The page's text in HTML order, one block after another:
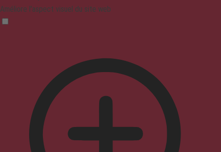
Améliore l'aspect visuel du site web